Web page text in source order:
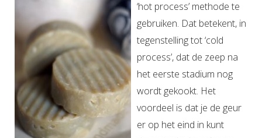
‘hot process’ methode te
gebruiken. Dat betekent, in
tegenstelling tot ‘cold
process’, dat de zeep na
het eerste stadium nog
wordt gekookt. Het
voordeel is dat je de geur
er op het eind in kunt